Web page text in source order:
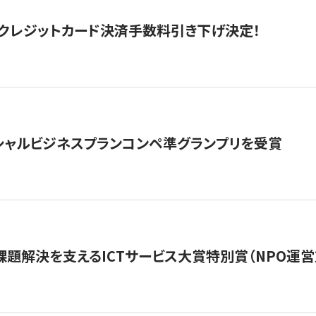
レジットカード決済手数料引き下げ決定！
ルビジネスプランコンペ準グランプリを受賞
解決を支えるICTサービス大賞特別賞（NPO運